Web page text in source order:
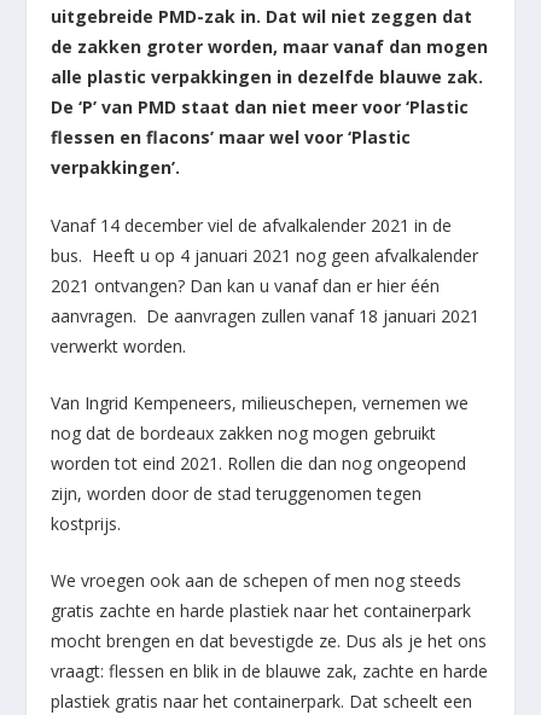
uitgebreide PMD-zak in. Dat wil niet zeggen dat
de zakken groter worden, maar vanaf dan mogen
alle plastic verpakkingen in dezelfde blauwe zak.
De ‘P’ van PMD staat dan niet meer voor ‘Plastic
flessen en flacons’ maar wel voor ‘Plastic
verpakkingen’.
Vanaf 14 december viel de afvalkalender 2021 in de
bus. Heeft u op 4 januari 2021 nog geen afvalkalender
2021 ontvangen? Dan kan u vanaf dan er hier één
aanvragen. De aanvragen zullen vanaf 18 januari 2021
verwerkt worden.
Van Ingrid Kempeneers, milieuschepen, vernemen we
nog dat de bordeaux zakken nog mogen gebruikt
worden tot eind 2021. Rollen die dan nog ongeopend
zijn, worden door de stad teruggenomen tegen
kostprijs.
We vroegen ook aan de schepen of men nog steeds
gratis zachte en harde plastiek naar het containerpark
mocht brengen en dat bevestigde ze. Dus als je het ons
vraagt: flessen en blik in de blauwe zak, zachte en harde
plastiek gratis naar het containerpark. Dat scheelt een